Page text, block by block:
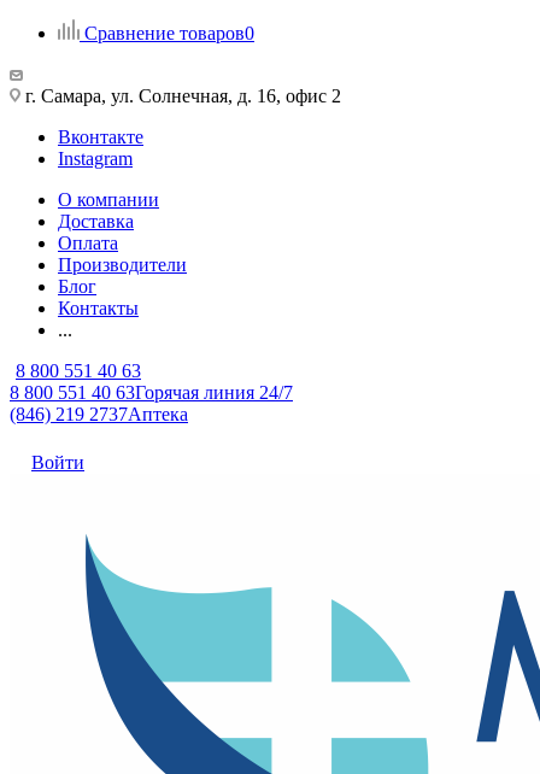
Сравнение товаров0
г. Самара, ул. Солнечная, д. 16, офис 2
Вконтакте
Instagram
О компании
Доставка
Оплата
Производители
Блог
Контакты
...
8 800 551 40 63
8 800 551 40 63Горячая линия 24/7
(846) 219 2737Аптека
Войти